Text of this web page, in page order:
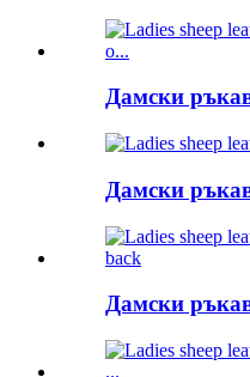
Дамски
Дамски
Дамски